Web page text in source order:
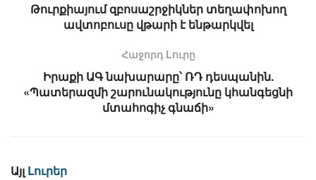
Թուրքիայում զբոսաշրջիկներ տեղափոխող
ավտոբուսը վթարի է ենթարկվել
Հաջորդ Lուրը
Իրաքի ԱԳ նախարարը՝ ՌԴ դեսպանին.
«Պատերազմի շարունակությունը կհանգեցնի
մտահոգիչ գնաճի»
Այլ Լուրեր